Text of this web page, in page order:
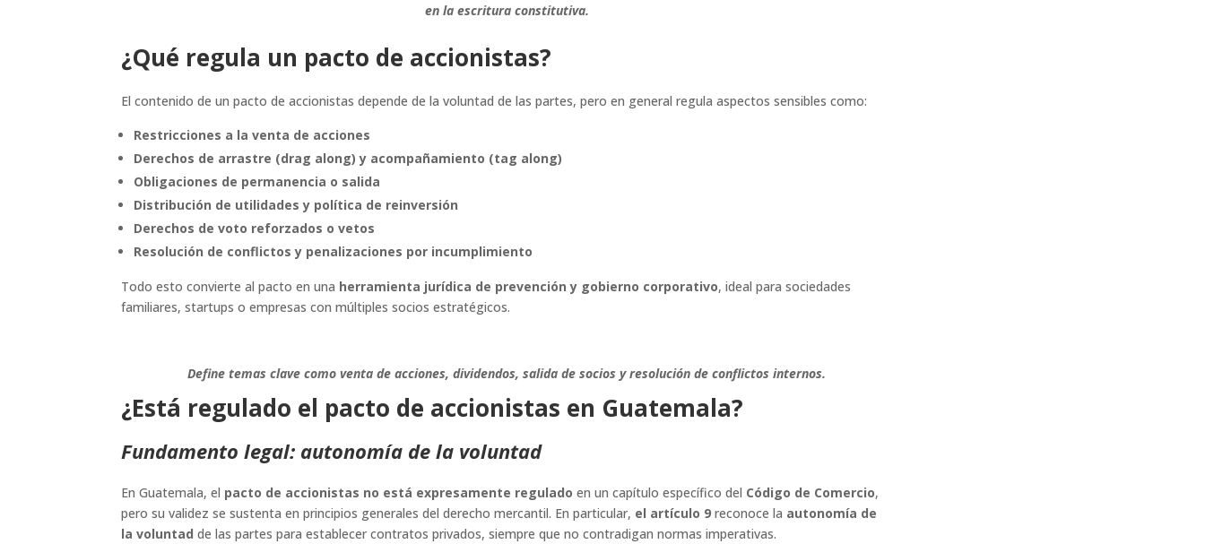
en la escritura constitutiva.
¿Qué regula un pacto de accionistas?
El contenido de un pacto de accionistas depende de la voluntad de las partes, pero en general regula aspectos sensibles como:
Restricciones a la venta de acciones
Derechos de arrastre (drag along) y acompañamiento (tag along)
Obligaciones de permanencia o salida
Distribución de utilidades y política de reinversión
Derechos de voto reforzados o vetos
Resolución de conflictos y penalizaciones por incumplimiento
Todo esto convierte al pacto en una herramienta jurídica de prevención y gobierno corporativo, ideal para sociedades
familiares, startups o empresas con múltiples socios estratégicos.
Define temas clave como venta de acciones, dividendos, salida de socios y resolución de conflictos internos.
¿Está regulado el pacto de accionistas en Guatemala?
Fundamento legal: autonomía de la voluntad
En Guatemala, el pacto de accionistas no está expresamente regulado en un capítulo específico del Código de Comercio,
pero su validez se sustenta en principios generales del derecho mercantil. En particular, el artículo 9 reconoce la autonomía de
la voluntad de las partes para establecer contratos privados, siempre que no contradigan normas imperativas.